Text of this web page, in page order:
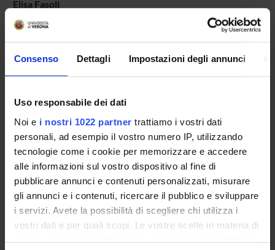
Consenso Dettagli Impostazioni degli annunci
Uso responsabile dei dati
Noi e i nostri 1022 partner trattiamo i vostri dati
personali, ad esempio il vostro numero IP, utilizzando
tecnologie come i cookie per memorizzare e accedere
alle informazioni sul vostro dispositivo al fine di
pubblicare annunci e contenuti personalizzati, misurare
gli annunci e i contenuti, ricercare il pubblico e sviluppare
i servizi. Avete la possibilità di scegliere chi utilizza i
vostri dati e per quali scopi. Le vostre scelte in materia di
privacy sono applicabili solo su questa proprietà digitale
Elisa Fasoli
Michele Fiorini
Laboratory technician
Gianluigi Zanusso
Associate Professor
SECTIONS
Neurology Section